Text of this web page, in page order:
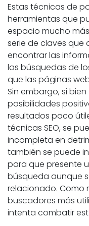
Estas técnicas de
herramientas que
espacio mucho
serie de claves que
encontrar las
las búsquedas de
que las páginas
Sin embargo, si
posibilidades
resultados poco
técnicas SEO, se
incompleta en
también se puede
para que presente
búsqueda aunque
relacionado. Como
buscadores más
intenta combatir